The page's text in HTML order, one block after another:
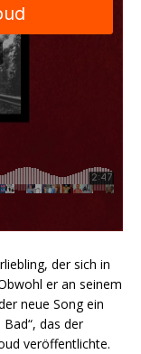
der sich in
er an seinem
neue Song ein
das der
veröffentlichte.